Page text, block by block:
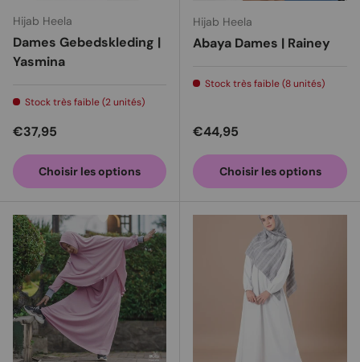
Hijab Heela
Dames Gebedskleding |
Yasmina
Stock très faible (2 unités)
Prix habituel
€37,95
Choisir les options
Hijab Heela
Abaya Dames | Rainey
Stock très faible (8 unités)
Prix habituel
€44,95
Choisir les options